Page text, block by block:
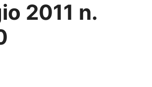
2011 n.